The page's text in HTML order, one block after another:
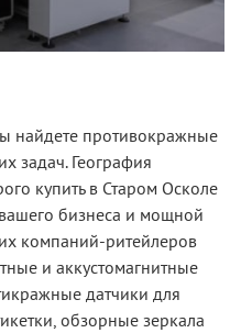
найдете противокражные
задач. География
купить в Старом Осколе
бизнеса и мощной
компаний-ритейлеров
и аккустомагнитные
датчики для
обзорные зеркала